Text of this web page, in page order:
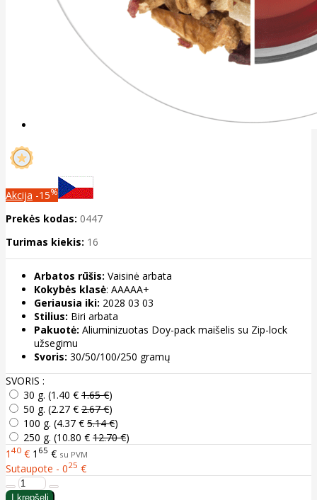
Akcija -15%
Prekės kodas: 0447
Turimas kiekis: 16
Arbatos rūšis: Vaisinė arbata
Kokybės klasė: AAAAA+
Geriausia iki: 2028 03 03
Stilius: Biri arbata
Pakuotė: Aliuminizuotas Doy-pack maišelis su Zip-lock
užsegimu
Svoris: 30/50/100/250 gramų
SVORIS :
30 g. (1.40 € 1.65 €)
50 g. (2.27 € 2.67 €)
100 g. (4.37 € 5.14 €)
250 g. (10.80 € 12.70 €)
1 40 € 1 65 € su PVM
Sutaupote - 025 €